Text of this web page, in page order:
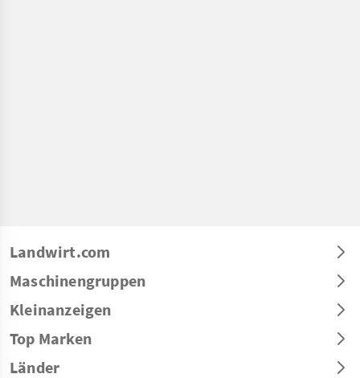
Landwirt.com
Maschinengruppen
Kleinanzeigen
Top Marken
Länder